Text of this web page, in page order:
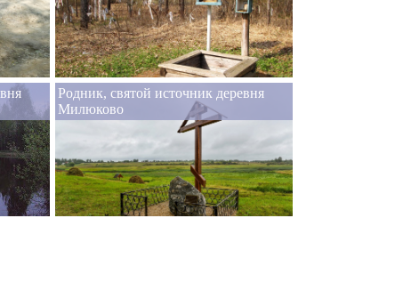
Родник, святой источник деревня
Милюково